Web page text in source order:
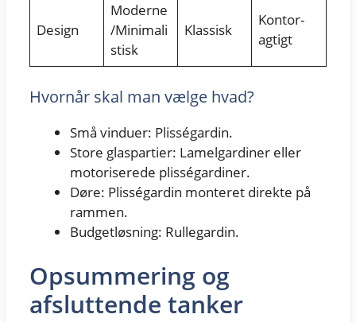
Design
Moderne
/Minimali
stisk
Klassisk
Kontor-
agtigt
Hvornår skal man vælge hvad?
Små vinduer: Plisségardin.
Store glaspartier: Lamelgardiner eller
motoriserede plisségardiner.
Døre: Plisségardin monteret direkte på
rammen.
Budgetløsning: Rullegardin.
Opsummering og
afsluttende tanker